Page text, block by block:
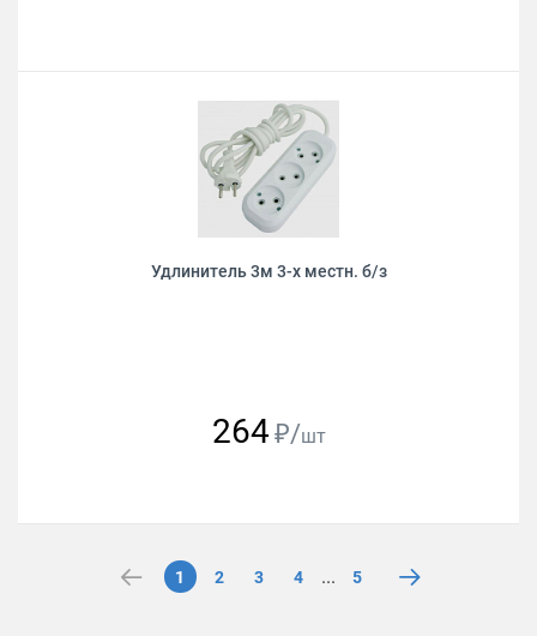
Удлинитель 3м 3-х местн. б/з
264₽/шт
1 2 3 4 ... 5